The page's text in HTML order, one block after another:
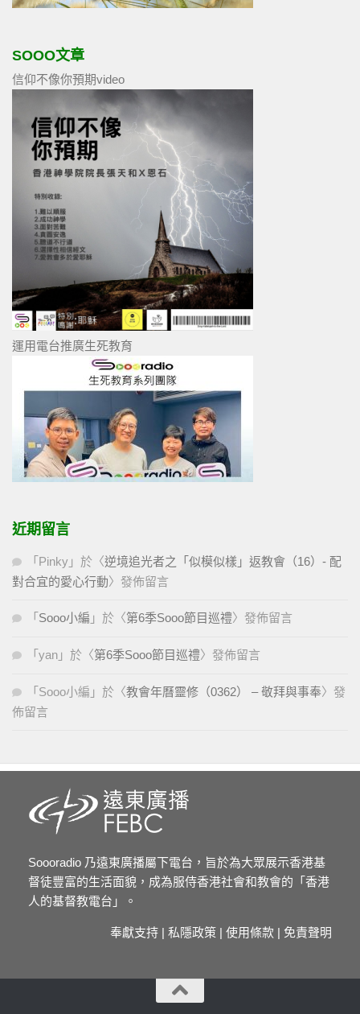
SOOO文章
信仰不像你預期video
運用電台推廣生死教育
近期留言
「 Pinky 」於〈逆境追光者之「似模似樣」返教會（16）- 配
對合宜的愛心行動〉發佈留言
「 Sooo小編 」於〈第6季Sooo節目巡禮〉發佈留言
「 yan 」於〈第6季Sooo節目巡禮〉發佈留言
「 Sooo小編 」於〈教會年曆靈修（0362） – 敬拜與事奉〉發
佈留言
Soooradio 乃遠東廣播屬下電台，旨於為大眾展示香港基
督徒豐富的生活面貌，成為服侍香港社會和教會的「香港
人的基督教電台」。
奉獻支持 | 私隱政策 | 使用條款 | 免責聲明